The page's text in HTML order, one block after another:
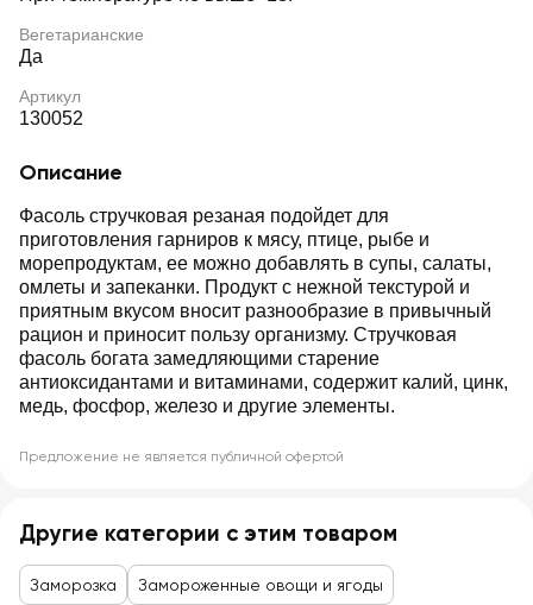
Вегетарианские
Да
Артикул
130052
Описание
Фасоль стручковая резаная подойдет для
приготовления гарниров к мясу, птице, рыбе и
морепродуктам, ее можно добавлять в супы, салаты,
омлеты и запеканки. Продукт с нежной текстурой и
приятным вкусом вносит разнообразие в привычный
рацион и приносит пользу организму. Стручковая
фасоль богата замедляющими старение
антиоксидантами и витаминами, содержит калий, цинк,
медь, фосфор, железо и другие элементы.
Предложение не является публичной офертой
Другие категории с этим товаром
Заморозка Замороженные овощи и ягоды